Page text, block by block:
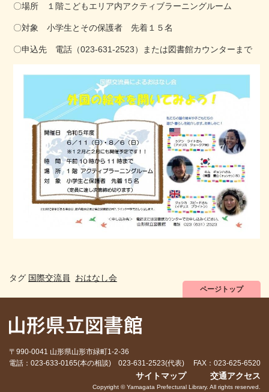
〇場所 １階こどもエリア内アクティブラーニングルーム
〇対象 小学生とその保護者 先着１５名
〇申込先 電話（023-631-2523）または図書館カウンターまで
タグ 国際交流員 おはなし会
ページトップ
〒990-0041 山形県山形市緑町1-2-36
電話：023-633-0165(本の相談) 023-631-2523(代表) FAX：023-625-6520
サイトマップ 交通アクセス
Copyright © Yamagata Prefectural Library. All rights reserved.